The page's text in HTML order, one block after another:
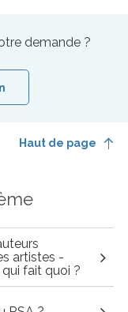
demande ?
Haut de page
artistes -
qui fait quoi ?